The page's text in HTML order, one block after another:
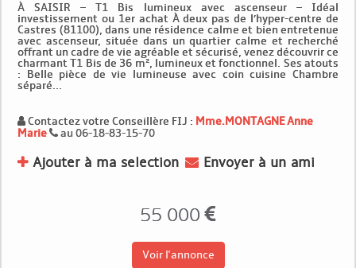
À SAISIR – T1 Bis lumineux avec ascenseur – Idéal
investissement ou 1er achat À deux pas de l’hyper-centre de
Castres (81100), dans une résidence calme et bien entretenue
avec ascenseur, située dans un quartier calme et recherché
offrant un cadre de vie agréable et sécurisé, venez découvrir ce
charmant T1 Bis de 36 m², lumineux et fonctionnel. Ses atouts
: Belle pièce de vie lumineuse avec coin cuisine Chambre
séparé...
Contactez votre Conseillère FIJ : Mme.MONTAGNE Anne
Marie
au 06-18-83-15-70
Ajouter à ma selection Envoyer à un ami
55 000
Voir l'annonce